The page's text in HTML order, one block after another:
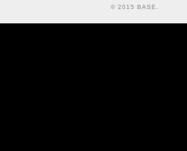
© 2015 BASE.